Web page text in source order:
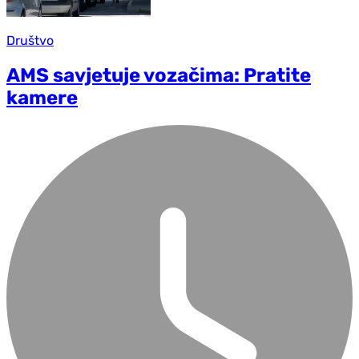
Društvo
AMS savjetuje vozačima: Pratite
kamere